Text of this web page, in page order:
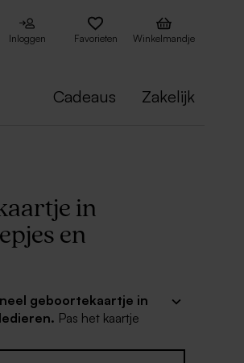
Inloggen Favorieten Winkelmandje
Cadeaus Zakelijk
in
en
geboortekaartje in
Pas het kaartje
perfect geheel.